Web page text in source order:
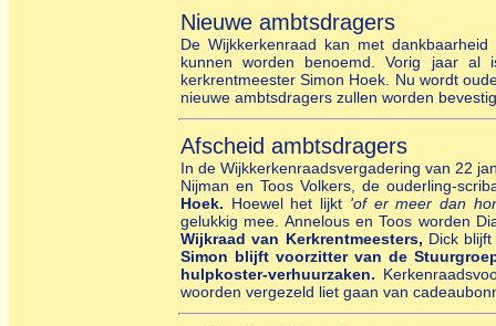
Nieuwe ambtsdragers
De Wijkkerkenraad kan met
kunnen worden benoemd. Vorig jaar al
kerkrentmeester Simon Hoek. Nu wordt
nieuwe ambtsdragers zullen worden
Afscheid ambtsdragers
In de Wijkkerkenraadsvergadering van 22
Nijman en Toos Volkers, de ouderling-
Hoek. Hoewel het lijkt 'of er meer dan
gelukkig mee. Annelous en Toos worden
Wijkraad van Kerkrentmeesters, Dick
Simon blijft voorzitter van de
hulpkoster-verhuurzaken.
woorden vergezeld liet gaan van